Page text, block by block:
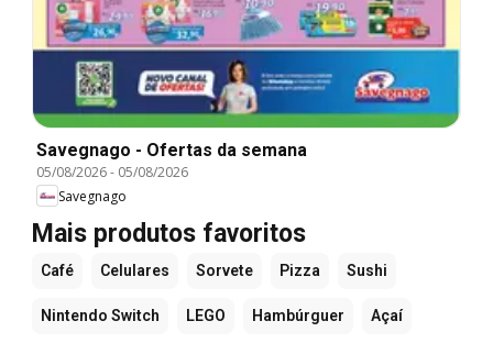
Savegnago - Ofertas da semana
05/08/2026- 05/08/2026
Savegnago
Mais produtos favoritos
Café Celulares Sorvete Pizza Sushi
Nintendo Switch LEGO Hambúrguer Açaí